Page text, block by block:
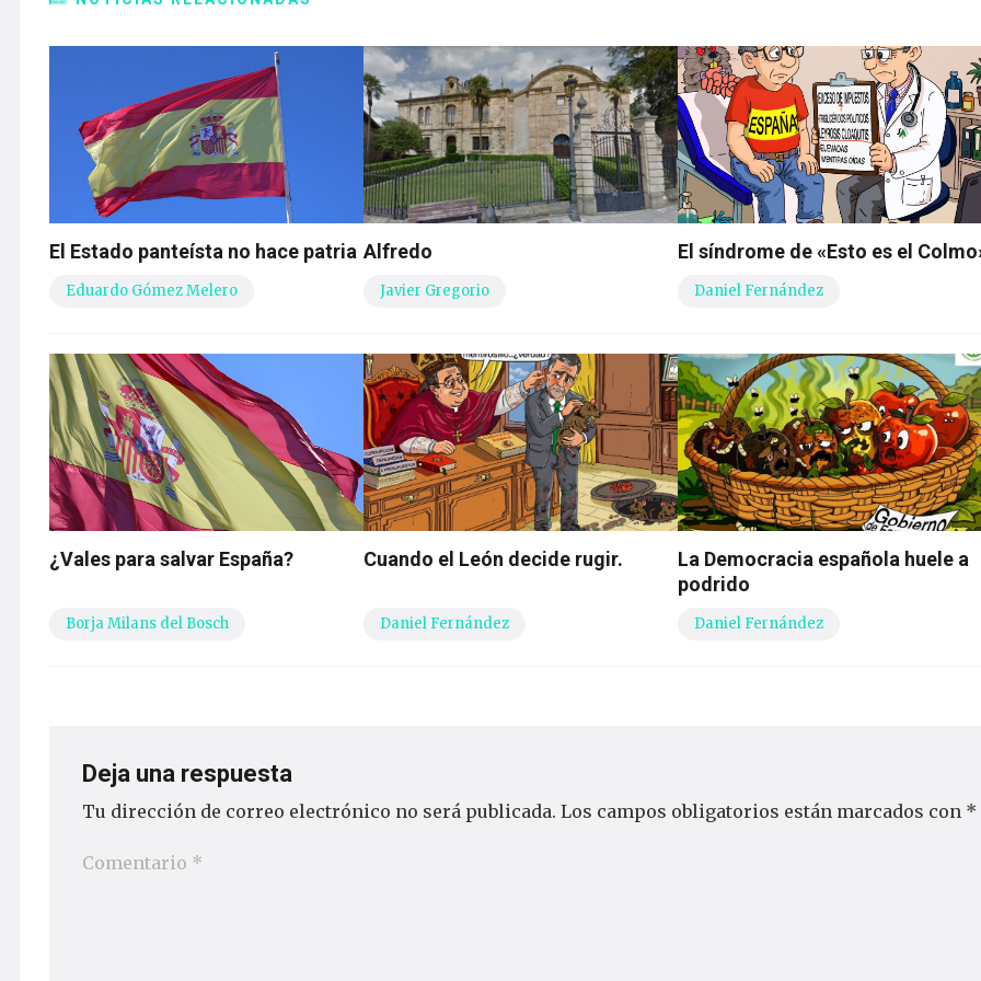
El Estado panteísta no hace patria
Eduardo Gómez Melero
Alfredo
Javier Gregorio
El síndrome de «Esto es el
Daniel Fernández
¿Vales para salvar España?
Borja Milans del Bosch
Cuando el León decide rugir.
Daniel Fernández
La Democracia española huele a
podrido
Daniel Fernández
Deja una respuesta
Tu dirección de correo electrónico no será publicada. Los campos obligatorios están marcados con *